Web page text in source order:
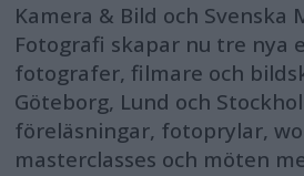
Kamera & Bild och Svenska
Fotografi skapar nu tre nya
fotografer, filmare och
Göteborg, Lund och
föreläsningar, fotoprylar,
masterclasses och möten